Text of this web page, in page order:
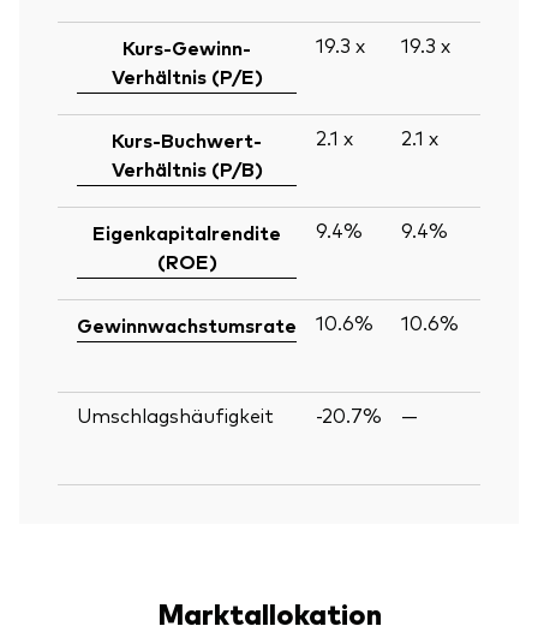
Kurs-Gewinn-
Verhältnis (P/E)
19.3 x 19.3 x
Kurs-Buchwert-
Verhältnis (P/B)
2.1 x 2.1 x
Eigenkapitalrendite
(ROE)
9.4% 9.4%
Gewinnwachstumsrate 10.6% 10.6%
Umschlagshäufigkeit -20.7% —
Marktallokation